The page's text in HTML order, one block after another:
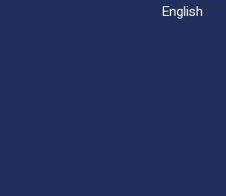
English